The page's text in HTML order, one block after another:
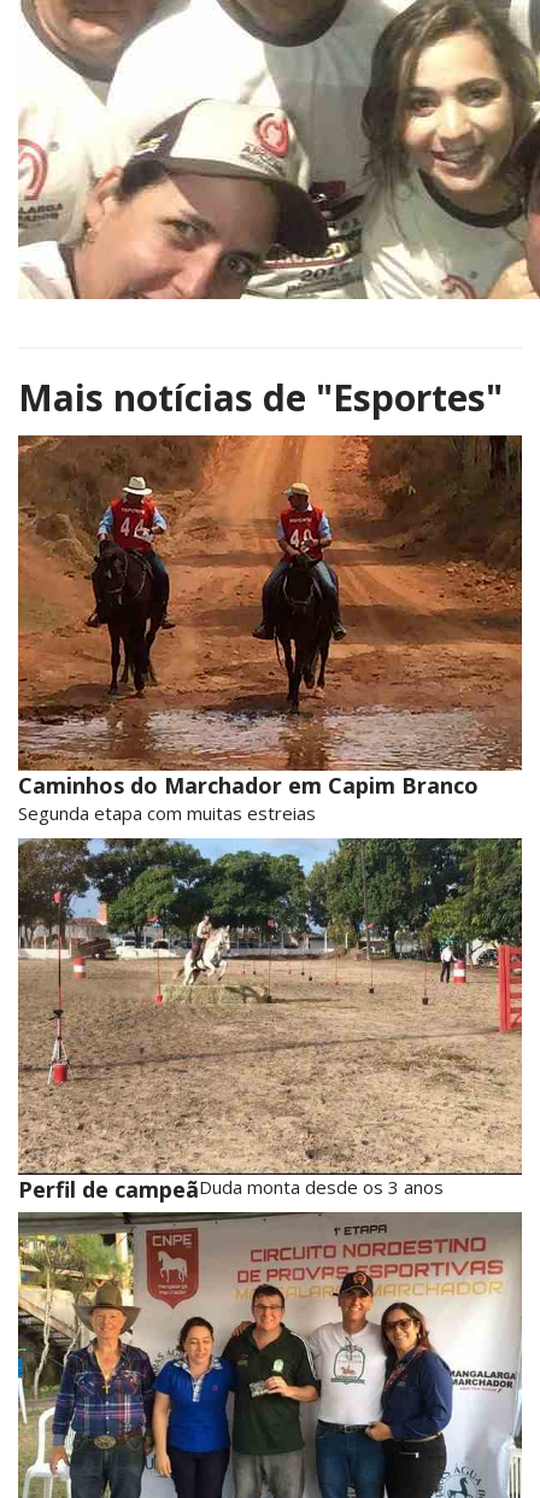
Mais notícias de "Esportes"
Caminhos do Marchador em Capim Branco
Segunda etapa com muitas estreias
Perfil de campeãDuda monta desde os 3 anos